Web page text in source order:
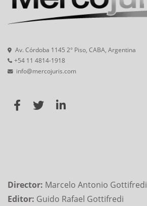
Av. Córdoba 1145 2° Piso, CABA, Argentina
+54 11 4814-1918
info@mercojuris.com
Director: Marcelo Antonio Gottifredi
Editor: Guido Rafael Gottifredi